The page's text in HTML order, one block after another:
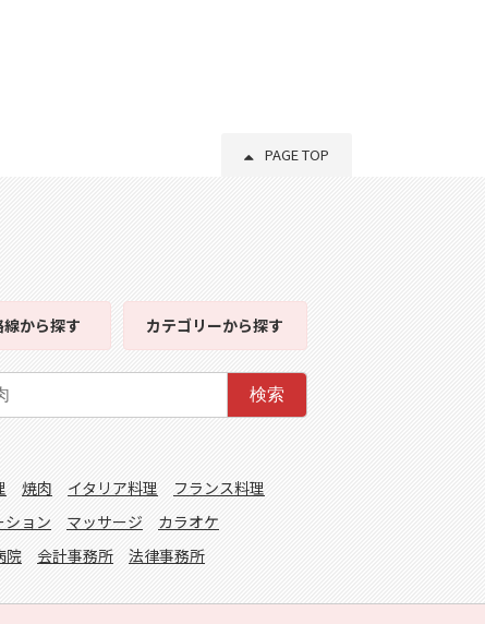
PAGE TOP
線から探す カテゴリーから探す
検索
焼肉 イタリア料理
フランス料理
ション マッサージ
カラオケ
院 会計事務所 法律事務所